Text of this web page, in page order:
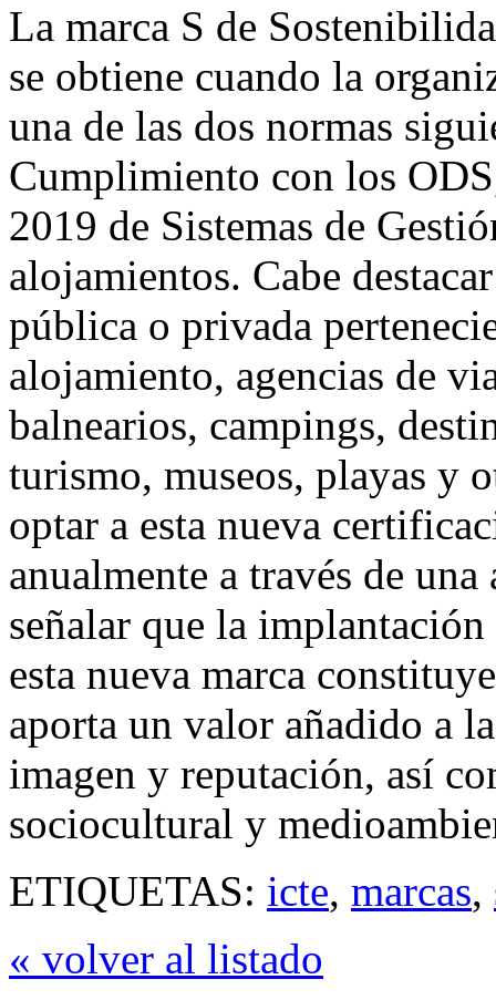
La marca S de
se obtiene cuando la
una de las dos normas
Cumplimiento con los
2019 de Sistemas de
alojamientos. Cabe
pública o privada
alojamiento, agencias de
balnearios, campings,
turismo, museos, playas y
optar a esta nueva
anualmente a través de
señalar que la
esta nueva marca
aporta un valor añadido a
imagen y reputación, así
sociocultural y
ETIQUETAS: icte, marcas,
« volver al listado